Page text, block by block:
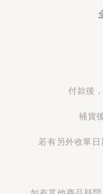
付款後
補貨
若有另外收單